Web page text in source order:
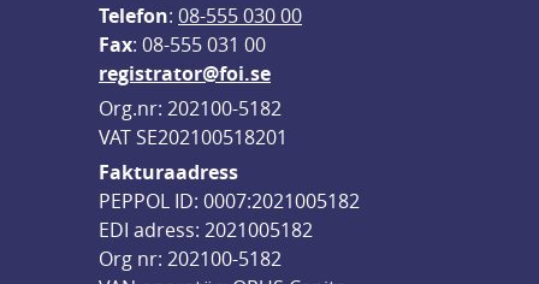
Telefon: 08-555 030 00
Fax: 08-555 031 00
registrator@foi.se
Org.nr: 202100-5182
VAT SE202100518201
Fakturaadress
PEPPOL ID: 0007:2021005182
EDI adress: 2021005182
Org nr: 202100-5182